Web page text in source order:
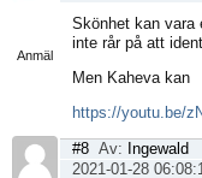
Anmäl
Skönhet kan vara
inte rår på att
Men Kaheva kan
https://youtu.be/
#8 Av: Ingewald
2021-01-28